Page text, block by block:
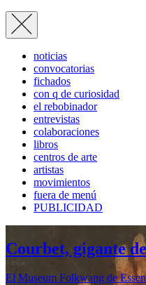
noticias
convocatorias
fichados
con q de curiosidad
el rebobinador
entrevistas
colaboraciones
libros
centros de arte
artistas
movimientos
fuera de menú
PUBLICIDAD
Courbet, gigante
El Museum Folkwang de